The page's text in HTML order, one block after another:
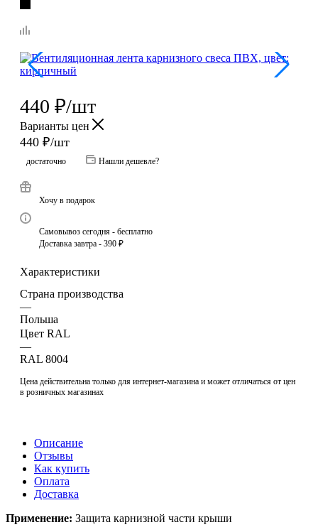
440 ₽/шт
Варианты цен
440 ₽/шт
достаточно Нашли дешевле?
Хочу в подарок
Самовывоз сегодня - бесплатно
Доставка завтра - 390 ₽
Характеристики
Страна производства
—
Польша
Цвет RAL
—
RAL 8004
Цена действительна только для интернет-магазина и может отличаться от цен
в розничных магазинах
Описание
Отзывы
Как купить
Оплата
Доставка
Применение: Защита карнизной части крыши